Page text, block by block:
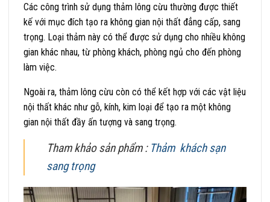
Các công trình sử dụng thảm lông cừu thường được thiết
kế với mục đích tạo ra không gian nội thất đẳng cấp, sang
trọng. Loại thảm này có thể được sử dụng cho nhiều không
gian khác nhau, từ phòng khách, phòng ngủ cho đến phòng
làm việc.
Ngoài ra, thảm lông cừu còn có thể kết hợp với các vật liệu
nội thất khác như gỗ, kính, kim loại để tạo ra một không
gian nội thất đầy ấn tượng và sang trọng.
Tham khảo sản phẩm : Thảm khách sạn
sang trọng